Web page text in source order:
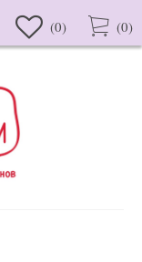
(0) (0)